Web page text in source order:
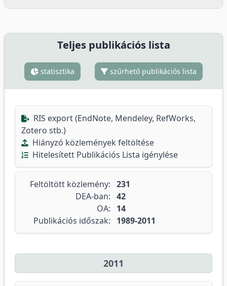
Teljes publikációs lista
statisztika szűrhető publikációs lista
RIS export (EndNote, Mendeley, RefWorks,
Zotero stb.)
Hiányzó közlemények feltöltése
Hitelesített Publikációs Lista igénylése
Feltöltött közlemény: 231
DEA-ban: 42
OA:
14
Publikációs időszak:
1989-2011
2011